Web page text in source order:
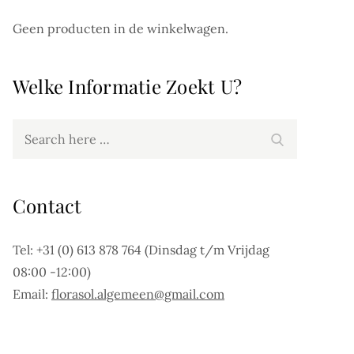
Geen producten in de winkelwagen.
Welke Informatie Zoekt U?
Contact
Tel: +31 (0) 613 878 764 (Dinsdag t/m Vrijdag
08:00 -12:00)
Email: florasol.algemeen@gmail.com